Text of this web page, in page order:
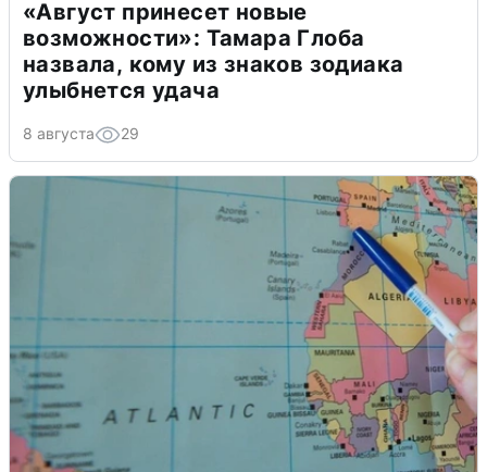
«Август принесет новые
возможности»: Тамара Глоба
назвала, кому из знаков зодиака
улыбнется удача
8 августа 29